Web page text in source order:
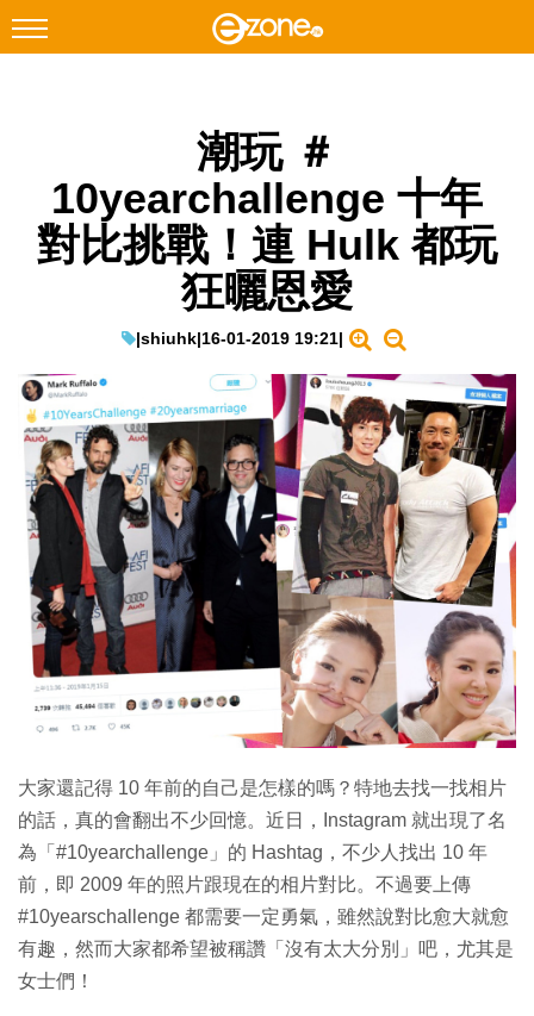
Instagram
科技焦點
網絡生活
EduTech
IT Times
生成式AI與雲端應用
Enterprise Digital Transformation
特集
潮玩 ＃
10yearchallenge 十年
對比挑戰！連 Hulk 都玩
狂曬恩愛
|shiuhk|16-01-2019 19:21|
大家還記得 10 年前的自己是怎樣的嗎？特地去找一找相片
的話，真的會翻出不少回憶。近日，Instagram 就出現了名
為「#10yearchallenge」的 Hashtag，不少人找出 10 年
前，即 2009 年的照片跟現在的相片對比。不過要上傳
#10yearschallenge 都需要一定勇氣，雖然說對比愈大就愈
有趣，然而大家都希望被稱讚「沒有太大分別」吧，尤其是
女士們！